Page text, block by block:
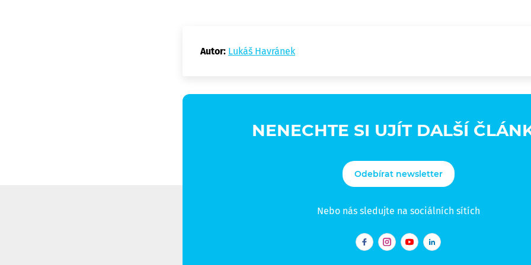
Autor: Lukáš Havránek
NENECHTE SI UJÍT DALŠÍ
Odebírat newsletter
Nebo nás sledujte na sociálních sítích
FacebookInstagramYouTubeLinkedIn